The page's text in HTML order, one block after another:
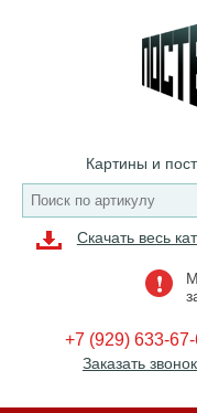
Картины и
Скачать весь
+7 (929) 633-
Заказать звонок